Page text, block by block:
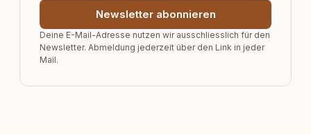
Newsletter abonnieren
Deine E-Mail-Adresse nutzen wir ausschliesslich für den
Newsletter. Abmeldung jederzeit über den Link in jeder
Mail.